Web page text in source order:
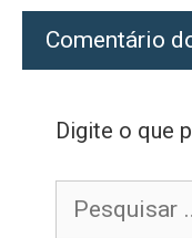
Digite o que
por: